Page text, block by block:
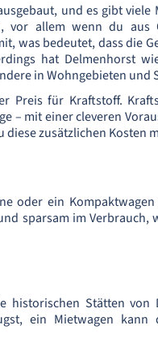
und es gibt
vor allem wenn du aus
was bedeutet, dass die
hat Delmenhorst
in Wohngebieten und
Preis für Kraftstoff.
– mit einer cleveren
diese zusätzlichen Kosten
oder ein
sparsam im Verbrauch,
historischen Stätten von
ein Mietwagen